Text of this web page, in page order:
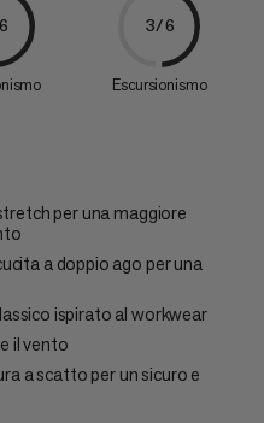
3/6
Escursionismo
per una maggiore
a doppio ago per una
ispirato al workwear
il vento
a scatto per un sicuro e